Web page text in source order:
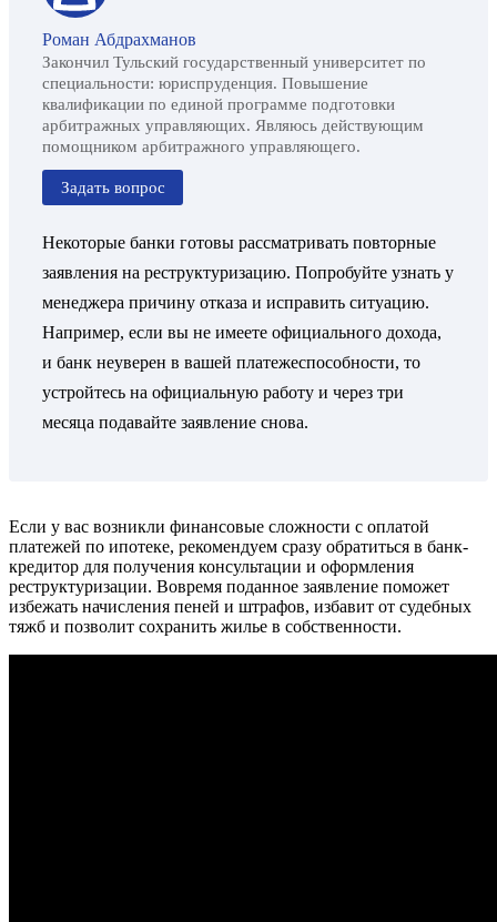
Роман Абдрахманов
Закончил Тульский государственный университет по
специальности: юриспруденция. Повышение
квалификации по единой программе подготовки
арбитражных управляющих. Являюсь действующим
помощником арбитражного управляющего.
Задать вопрос
Некоторые банки готовы рассматривать повторные
заявления на реструктуризацию. Попробуйте узнать у
менеджера причину отказа и исправить ситуацию.
Например, если вы не имеете официального дохода,
и банк неуверен в вашей платежеспособности, то
устройтесь на официальную работу и через три
месяца подавайте заявление снова.
Если у вас возникли финансовые сложности с оплатой
платежей по ипотеке, рекомендуем сразу обратиться в банк-
кредитор для получения консультации и оформления
реструктуризации. Вовремя поданное заявление поможет
избежать начисления пеней и штрафов, избавит от судебных
тяжб и позволит сохранить жилье в собственности.